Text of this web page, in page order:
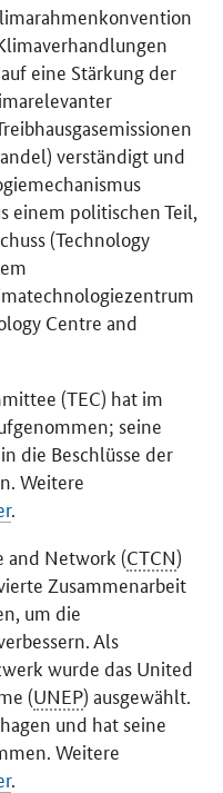
eine Stärkung der
verständigt und
einem politischen Teil,
(Technology
Centre and
(TEC) hat im
seine
die Beschlüsse der
Weitere
.
and Network (CTCN)
Zusammenarbeit
um die
Als
wurde das United
(UNEP) ausgewählt.
und hat seine
Weitere
.